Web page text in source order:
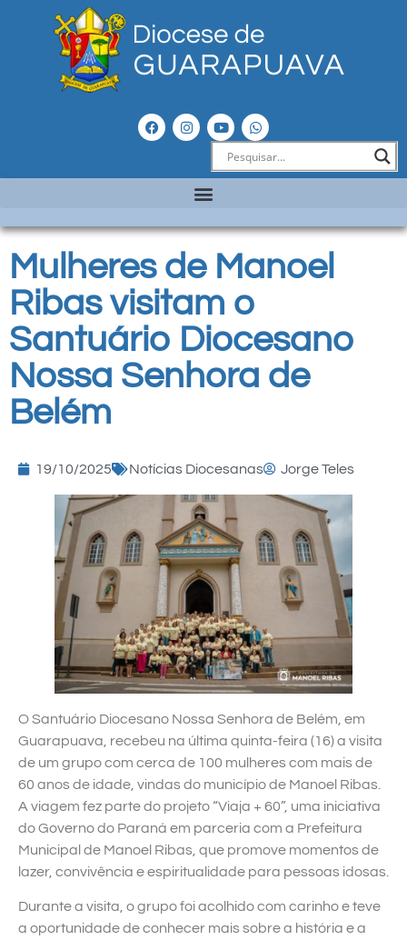
Mulheres de Manoel
Ribas visitam o
Santuário Diocesano
Nossa Senhora de
Belém
19/10/2025 Notícias Diocesanas Jorge Teles
O Santuário Diocesano Nossa Senhora de Belém, em
Guarapuava, recebeu na última quinta-feira (16) a visita
de um grupo com cerca de 100 mulheres com mais de
60 anos de idade, vindas do município de Manoel Ribas.
A viagem fez parte do projeto “Viaja + 60”, uma iniciativa
do Governo do Paraná em parceria com a Prefeitura
Municipal de Manoel Ribas, que promove momentos de
lazer, convivência e espiritualidade para pessoas idosas.
Durante a visita, o grupo foi acolhido com carinho e teve
a oportunidade de conhecer mais sobre a história e a